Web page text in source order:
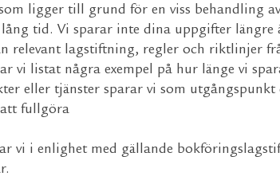
ligger till grund för en viss behandling
tid. Vi sparar inte dina uppgifter
relevant lagstiftning, regler och riktlinjer
vi listat några exempel på hur länge vi
eller tjänster sparar vi som
fullgöra
vi i enlighet med gällande